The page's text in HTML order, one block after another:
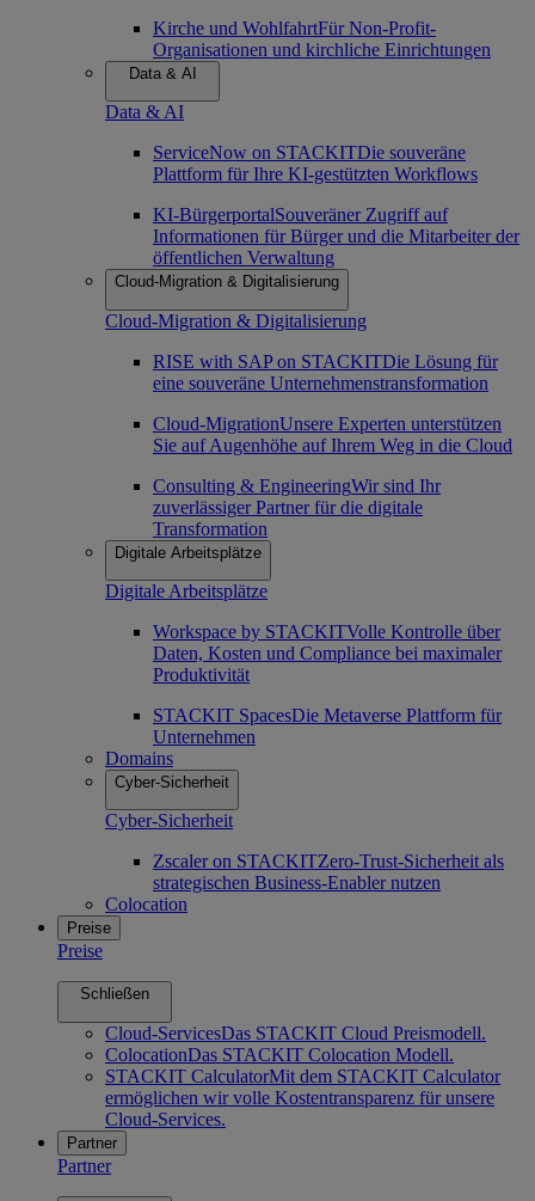
Kirche und WohlfahrtFür Non-Profit-
Organisationen und kirchliche Einrichtungen
Data & AI
Data & AI
ServiceNow on STACKITDie souveräne
Plattform für Ihre KI-gestützten Workflows
KI-BürgerportalSouveräner Zugriff auf
Informationen für Bürger und die Mitarbeiter der
öffentlichen Verwaltung
Cloud-Migration & Digitalisierung
Cloud-Migration & Digitalisierung
RISE with SAP on STACKITDie Lösung für
eine souveräne Unternehmenstransformation
Cloud-MigrationUnsere Experten unterstützen
Sie auf Augenhöhe auf Ihrem Weg in die Cloud
Consulting & EngineeringWir sind Ihr
zuverlässiger Partner für die digitale
Transformation
Digitale Arbeitsplätze
Digitale Arbeitsplätze
Workspace by STACKITVolle Kontrolle über
Daten, Kosten und Compliance bei maximaler
Produktivität
STACKIT SpacesDie Metaverse Plattform für
Unternehmen
Domains
Cyber-Sicherheit
Cyber-Sicherheit
Zscaler on STACKITZero-Trust-Sicherheit als
strategischen Business-Enabler nutzen
Colocation
Preise
Preise
Schließen
Cloud-ServicesDas STACKIT Cloud Preismodell.
ColocationDas STACKIT Colocation Modell.
STACKIT CalculatorMit dem STACKIT Calculator
ermöglichen wir volle Kostentransparenz für unsere
Cloud-Services.
Partner
Partner